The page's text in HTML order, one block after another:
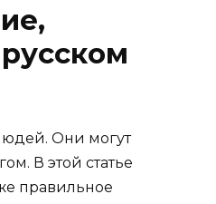
Они могут
В этой статье
правильное